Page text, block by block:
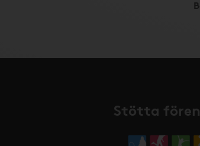
Stötta